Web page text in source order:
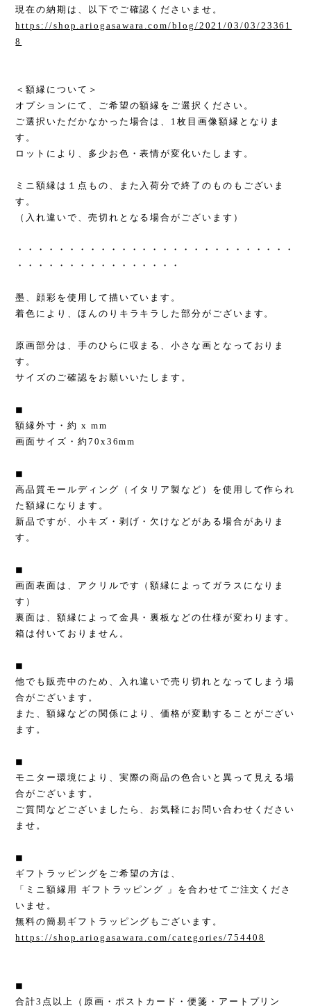
現在の納期は、以下でご確認くださいませ。
https://shop.ariogasawara.com/blog/2021/03/03/23361
8
＜額縁について＞
オプションにて、ご希望の額縁をご選択ください。
ご選択いただかなかった場合は、1枚目画像額縁となりま
す。
ロットにより、多少お色・表情が変化いたします。
ミニ額縁は１点もの、また入荷分で終了のものもございま
す。
（入れ違いで、売切れとなる場合がございます）
・・・・・・・・・・・・・・・・・・・・・・・・・・・
・・・・・・・・・・・・・・・・
墨、顔彩を使用して描いています。
着色により、ほんのりキラキラした部分がございます。
原画部分は、手のひらに収まる、小さな画となっておりま
す。
サイズのご確認をお願いいたします。
◼︎
額縁外寸・約 x mm
画面サイズ・約70x36mm
◼︎
高品質モールディング（イタリア製など）を使用して作られ
た額縁になります。
新品ですが、小キズ・剥げ・欠けなどがある場合がありま
す。
◼︎
画面表面は、アクリルです（額縁によってガラスになりま
す）
裏面は、額縁によって金具・裏板などの仕様が変わります。
箱は付いておりません。
◼︎
他でも販売中のため、入れ違いで売り切れとなってしまう場
合がございます。
また、額縁などの関係により、価格が変動することがござい
ます。
◼︎
モニター環境により、実際の商品の色合いと異って見える場
合がございます。
ご質問などございましたら、お気軽にお問い合わせください
ませ。
◼︎
ギフトラッピングをご希望の方は、
「ミニ額縁用 ギフトラッピング 」を合わせてご注文くださ
いませ。
無料の簡易ギフトラッピングもございます。
https://shop.ariogasawara.com/categories/754408
◼︎
合計3点以上（原画・ポストカード・便箋・アートプリン